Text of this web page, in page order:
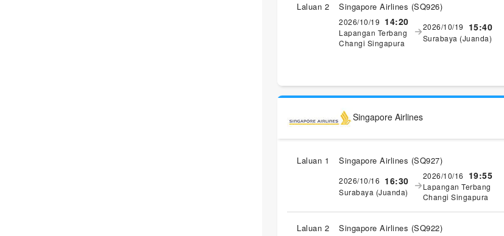
Laluan 2 Singapore Airlines (SQ926)
2026/10/19 14:20
Lapangan Terbang
Changi Singapura
2026/10/19 15:40
Surabaya (Juanda)
Singapore Airlines
Laluan 1 Singapore Airlines (SQ927)
2026/10/16 16:30
Surabaya (Juanda)
2026/10/16 19:55
Lapangan Terbang
Changi Singapura
Laluan 2 Singapore Airlines (SQ922)